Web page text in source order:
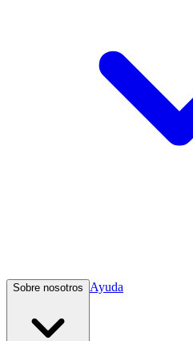
Sobre nosotros Ayuda